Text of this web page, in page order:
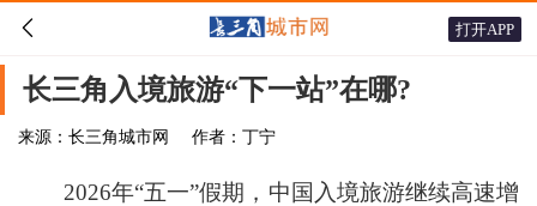
 打开APP
长三角入境旅游“下一站”在哪?
来源：长三角城市网 作者：丁宁
2026年“五一”假期，中国入境旅游继续高速增